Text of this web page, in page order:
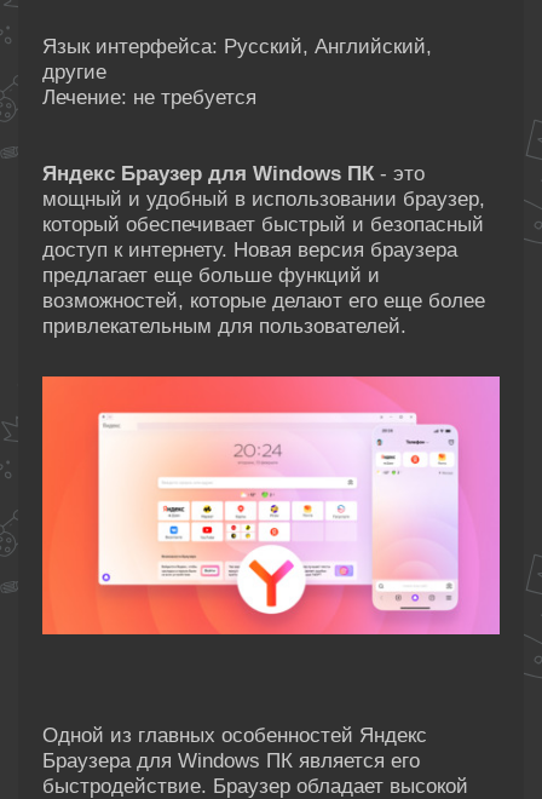
Язык интерфейса: Русский, Английский,
другие
Лечение: не требуется
Яндекс Браузер для Windows ПК - это
мощный и удобный в использовании браузер,
который обеспечивает быстрый и безопасный
доступ к интернету. Новая версия браузера
предлагает еще больше функций и
возможностей, которые делают его еще более
привлекательным для пользователей.
Одной из главных особенностей Яндекс
Браузера для Windows ПК является его
быстродействие. Браузер обладает высокой